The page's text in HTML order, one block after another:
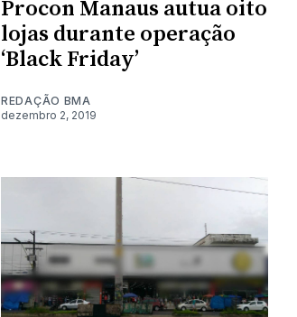
Procon Manaus autua oito
lojas durante operação
‘Black Friday’
REDAÇÃO BMA
dezembro 2, 2019